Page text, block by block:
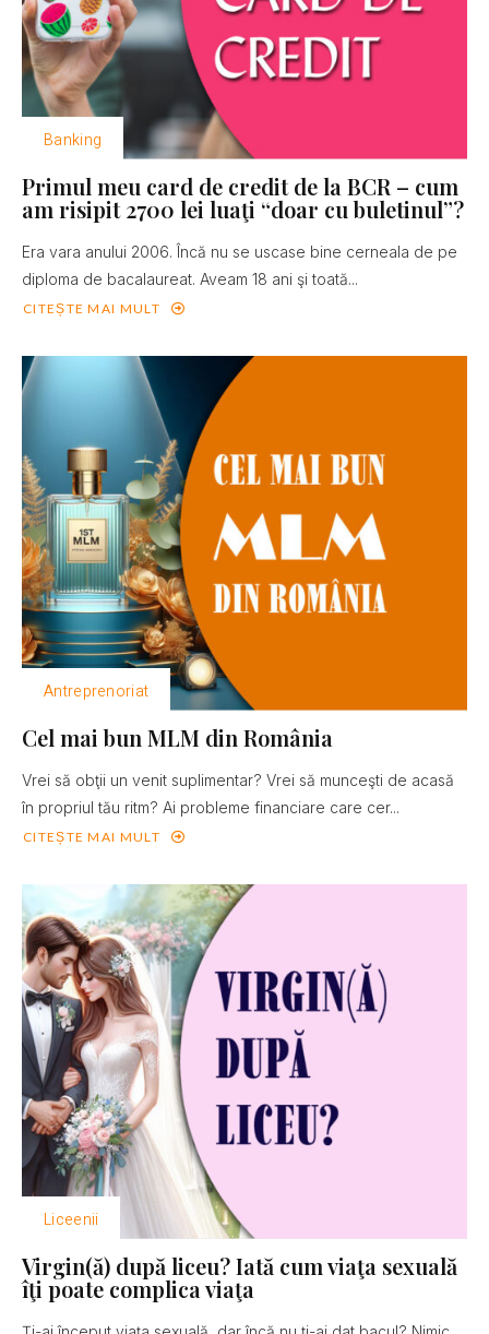
Banking
Primul meu card de credit de la BCR – cum
am risipit 2700 lei luaţi “doar cu buletinul”?
Era vara anului 2006. Încă nu se uscase bine cerneala de pe
diploma de bacalaureat. Aveam 18 ani şi toată...
CITEȘTE MAI MULT
Antreprenoriat
Cel mai bun MLM din România
Vrei să obţii un venit suplimentar? Vrei să munceşti de acasă
în propriul tău ritm? Ai probleme financiare care cer...
CITEȘTE MAI MULT
Liceenii
Virgin(ă) după liceu? Iată cum viaţa sexuală
îţi poate complica viaţa